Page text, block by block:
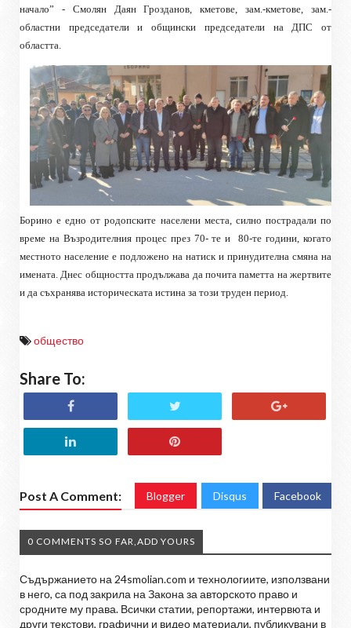
начало” - Смолян Даян Грозданов, кметове, зам.-кметове, зам.-
областни председатели и общински председатели на ДПС от
областта.
Борино е едно от родопските населени места, силно пострадали по
време на Възродителния процес през 70- те и
80-те години, когато
местното население е подложено на натиск и принудителна смяна на
имената. Днес общността продължава да почита паметта на жертвите
и да съхранява историческата истина за този труден период.
общество
Share To:
Post A Comment: Blogger Disqus Facebook
0 COMMENTS SO FAR,ADD YOURS
Съдържанието на 24smolian.com и технологиите, използвани
в него, са под закрила на Закона за авторското право и
сродните му права. Всички статии, репортажи, интервюта и
други текстови, графични и видео материали, публикувани в